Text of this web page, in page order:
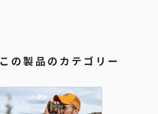
この製品のカテゴリー